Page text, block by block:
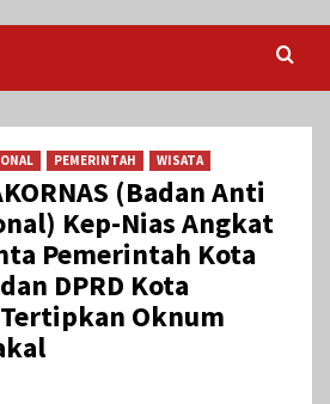
PEMERINTAH WISATA
(Badan Anti
Kep-Nias Angkat
Pemerintah Kota
DPRD Kota
Oknum